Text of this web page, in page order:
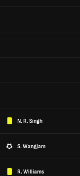
N. R. Singh
S. Wangjam
R. Williams